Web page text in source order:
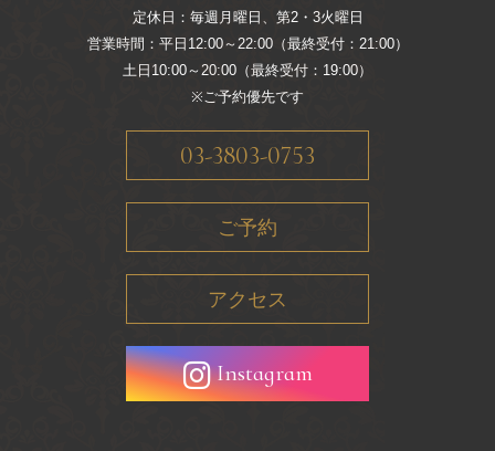
定休日：毎週月曜日、第2・3火曜日
営業時間：平日12:00～22:00（最終受付：21:00）
土日10:00～20:00（最終受付：19:00）
※ご予約優先です
03-3803-0753
ご予約
アクセス
Instagram